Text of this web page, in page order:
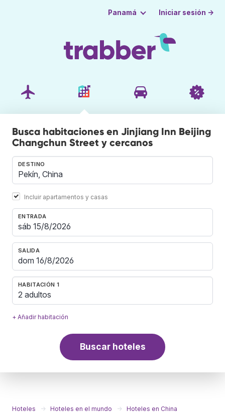
Panamá Iniciar sesión →
Busca habitaciones en Jinjiang Inn Beijing
Changchun Street y cercanos
DESTINO
Incluir apartamentos y casas
ENTRADA
SALIDA
HABITACIÓN 1
2 adultos
+ Añadir habitación
Buscar hoteles
Hoteles Hoteles en el mundo
Hoteles en China